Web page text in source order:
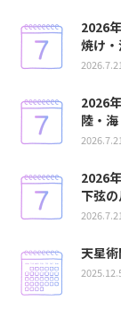
2026
焼け
2026.7.21
2026
陸・海
2026.7.21
2026
下弦
2026.7.21
天星